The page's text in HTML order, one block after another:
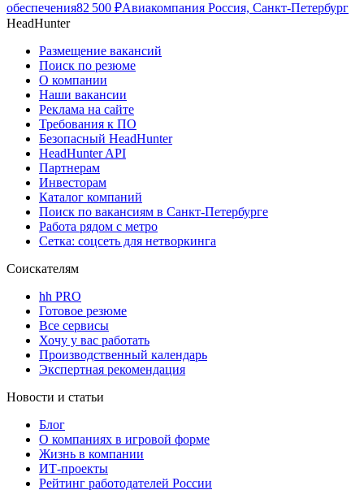
обеспечения82 500 ₽Авиакомпания Россия, Санкт-Петербург
HeadHunter
Размещение вакансий
Поиск по резюме
О компании
Наши вакансии
Реклама на сайте
Требования к ПО
Безопасный HeadHunter
HeadHunter API
Партнерам
Инвесторам
Каталог компаний
Поиск по вакансиям в Санкт-Петербурге
Работа рядом с метро
Сетка: соцсеть для нетворкинга
Соискателям
hh PRO
Готовое резюме
Все сервисы
Хочу у вас работать
Производственный календарь
Экспертная рекомендация
Новости и статьи
Блог
О компаниях в игровой форме
Жизнь в компании
ИТ-проекты
Рейтинг работодателей России